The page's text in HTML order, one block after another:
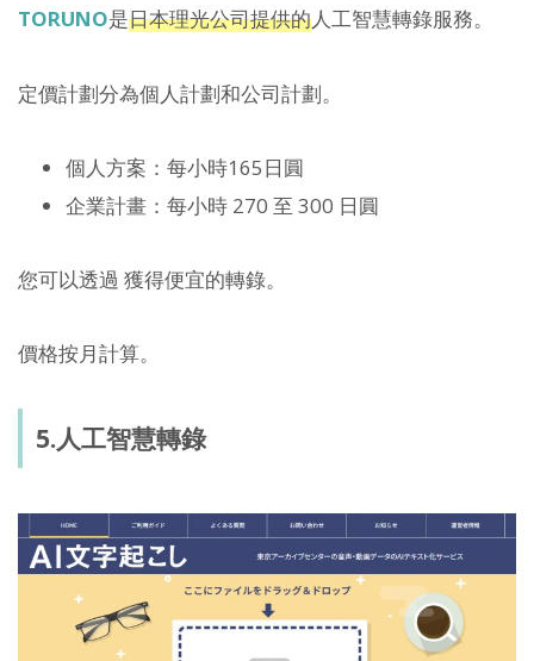
TORUNO是日本理光公司提供的人工智慧轉錄服務。
定價計劃分為個人計劃和公司計劃。
個人方案：每小時165日圓
企業計畫：每小時 270 至 300 日圓
您可以透過 獲得便宜的轉錄。
價格按月計算。
5.人工智慧轉錄